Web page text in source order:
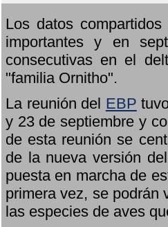
Los datos
importantes y en
consecutivas en el
"familia Ornitho".
La reunión del EBP
y 23 de septiembre y
de esta reunión se
de la nueva versión
puesta en marcha de
primera vez, se podrán
las especies de aves